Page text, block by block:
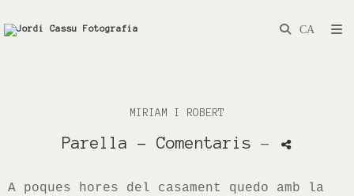
MIRIAM I ROBERT
Parella - Comentaris -
A poques hores del casament quedo amb la